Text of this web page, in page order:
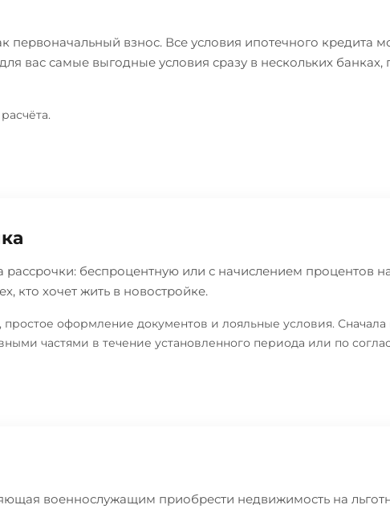
первоначальный взнос. Все условия ипотечного кредита
вас самые выгодные условия сразу в нескольких
беспроцентную или с начислением процентов
кто хочет жить в новостройке.
оформление документов и лояльные условия.
частями в течение установленного периода или по
военнослужащим приобрести недвижимость на